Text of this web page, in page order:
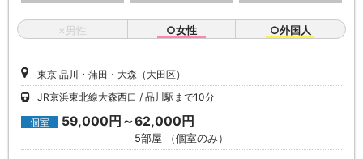
×男性 ○女性 ○外国人
東京 品川・蒲田・大森（大田区）
JR京浜東北線大森西口
品川駅まで10分
個室 59,000円～62,000円
5部屋 （個室のみ）